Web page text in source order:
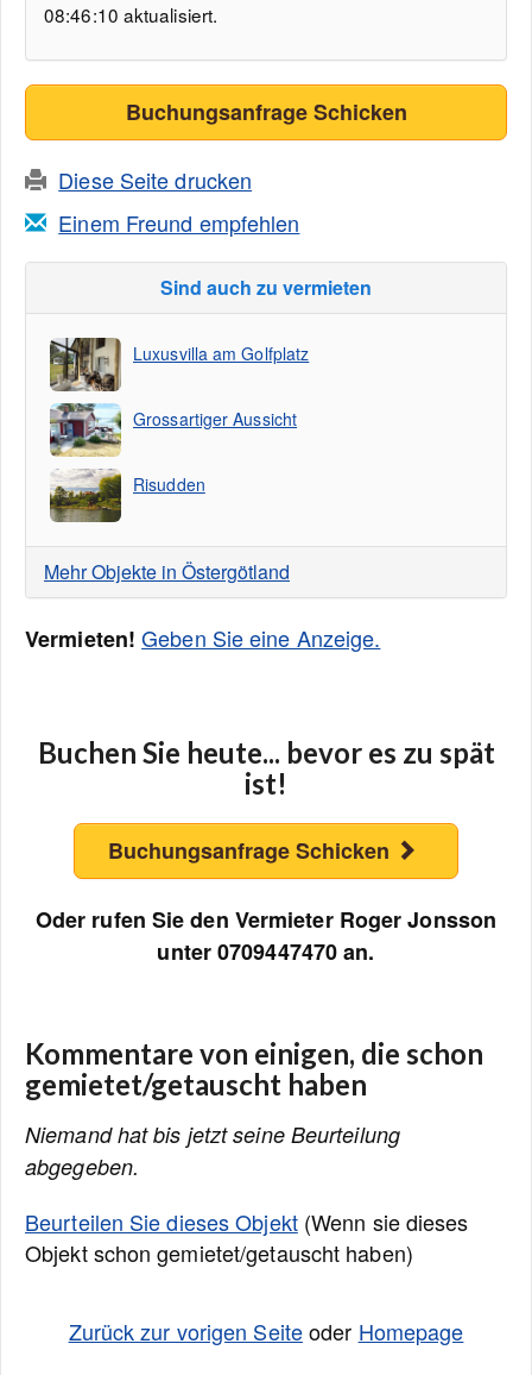
08:46:10 aktualisiert.
Buchungsanfrage Schicken
Diese Seite drucken
Einem Freund empfehlen
Sind auch zu vermieten
Luxusvilla am Golfplatz
Grossartiger Aussicht
Risudden
Mehr Objekte in Östergötland
Vermieten! Geben Sie eine Anzeige.
Buchen Sie heute... bevor es zu spät
ist!
Buchungsanfrage Schicken
Oder rufen Sie den Vermieter Roger Jonsson
unter 0709447470 an.
Kommentare von einigen, die schon
gemietet/getauscht haben
Niemand hat bis jetzt seine Beurteilung
abgegeben.
Beurteilen Sie dieses Objekt(Wenn sie dieses
Objekt schon gemietet/getauscht haben)
Zurück zur vorigen Seiteoder Homepage